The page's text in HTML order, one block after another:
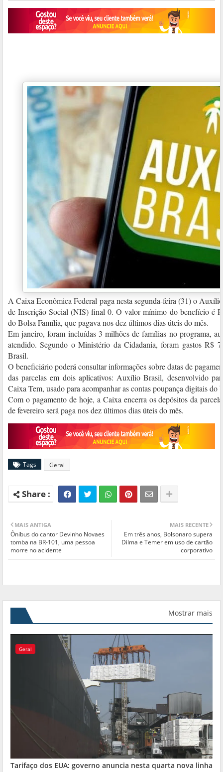
A Caixa Econômica Federal paga nesta segunda-feira (31) o
de Inscrição Social (NIS) final 0. O valor mínimo do benefício é
do Bolsa Família, que pagava nos dez últimos dias úteis do mês.
Em janeiro, foram incluídas 3 milhões de famílias no programa,
atendido. Segundo o Ministério da Cidadania, foram gastos R$
Brasil.
O beneficiário poderá consultar informações sobre datas de
das parcelas em dois aplicativos: Auxílio Brasil, desenvolvido
Caixa Tem, usado para acompanhar as contas poupança digitais do
Com o pagamento de hoje, a Caixa encerra os depósitos da
de fevereiro será paga nos dez últimos dias úteis do mês.
Tags Geral
MAIS RECENTE
Em três anos, Bolsonaro supera
Dilma e Temer em uso de cartão
corporativo
MAIS ANTIGA
Ônibus do cantor Devinho Novaes
tomba na BR-101, uma pessoa
morre no acidente
Mostrar mais
Geral
Tarifaço dos EUA: governo anuncia nesta quarta nova linha